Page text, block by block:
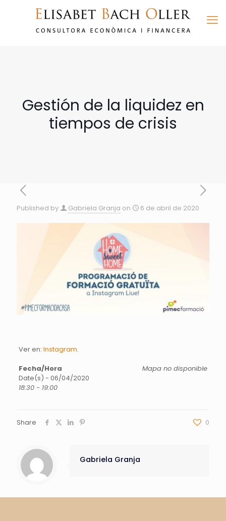
Gestión de la liquidez en
tiempos de crisis
Published by Gabriela Granja on 6 de abril de 2020
Ver en: Instagram.
Mapa no disponible
Fecha/Hora
Date(s) - 06/04/2020
18:30 - 19:00
Share 0
Gabriela Granja